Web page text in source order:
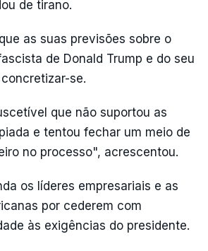
de tirano.
as suas previsões sobre o
de Donald Trump e do seu
se.
que não suportou as
e tentou fechar um meio de
no processo", acrescentou.
os líderes empresariais e as
por cederem com
às exigências do presidente.